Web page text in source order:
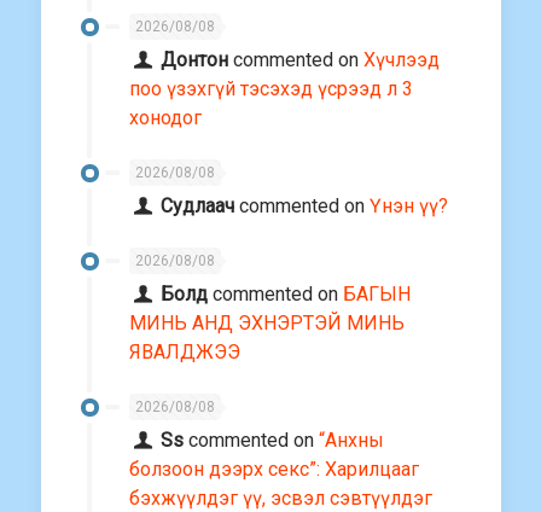
2026/08/08
Донтон commented onХүчлээд
поо үзэхгүй тэсэхэд үсрээд л 3
хонодог
2026/08/08
Судлаач commented onҮнэн үү?
2026/08/08
Болд commented on БАГЫН
МИНЬ АНД ЭХНЭРТЭЙ МИНЬ
ЯВАЛДЖЭЭ
2026/08/08
Ss commented on“Анхны
болзоон дээрх секс”: Харилцааг
бэхжүүлдэг үү, эсвэл сэвтүүлдэг